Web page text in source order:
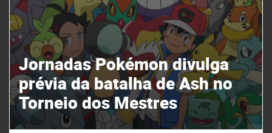
Jornadas Pokémon divulga
prévia da batalha de Ash no
Torneio dos Mestres